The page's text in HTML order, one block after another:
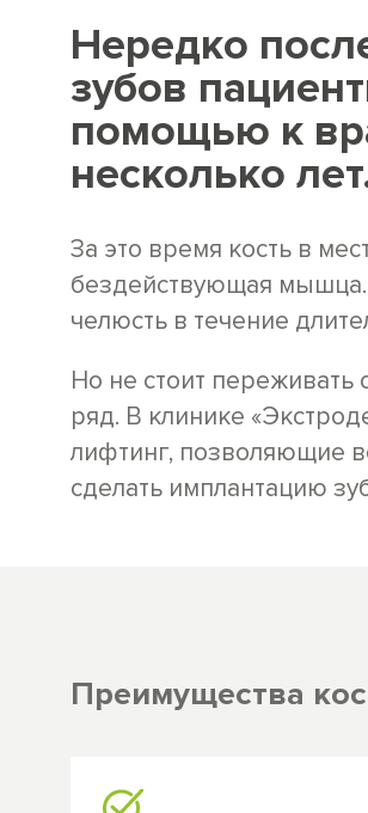
Нередко
зубов
помощью к
несколько
За это время кость в
бездействующая мышца.
челюсть в течение
Но не стоит переживать
ряд. В клинике
лифтинг, позволяющие
сделать имплантацию
Преимущества